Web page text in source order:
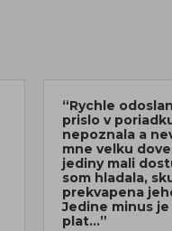
“Rychle
prislo v
nepoznala a
mne velku
jediny mali
som hladala,
prekvapena
Jedine minus
plat...”